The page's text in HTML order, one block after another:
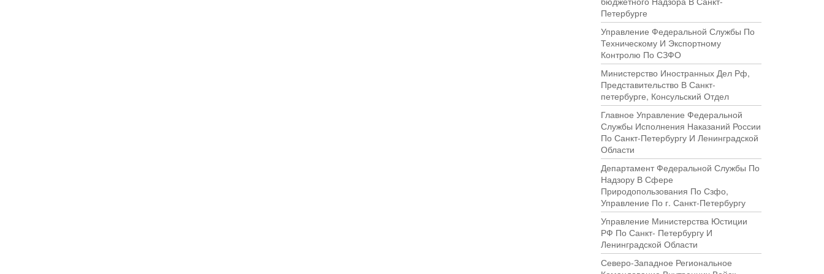
Петербурге
Управление Федеральной Службы По
Техническому И Экспортному
Контролю По СЗФО
Министерство Иностранных Дел Рф,
Представительство В Санкт-
петербурге, Консульский Отдел
Главное Управление Федеральной
Службы Исполнения Наказаний России
По Санкт-Петербургу И Ленинградской
Области
Департамент Федеральной Службы По
Надзору В Сфере
Природопользования По Сзфо,
Управление По г. Санкт-Петербургу
Управление Министерства Юстиции
РФ По Санкт- Петербургу И
Ленинградской Области
Северо-Западное Региональное